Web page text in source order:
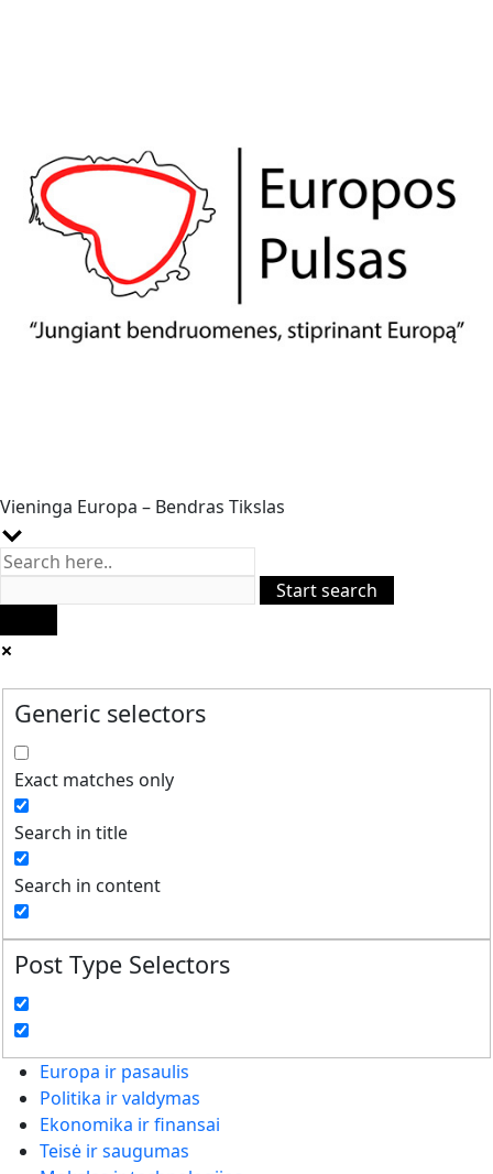
Vieninga Europa – Bendras Tikslas
Generic selectors
Exact matches only
Search in title
Search in content
Post Type Selectors
Europa ir pasaulis
Politika ir valdymas
Ekonomika ir finansai
Teisė ir saugumas